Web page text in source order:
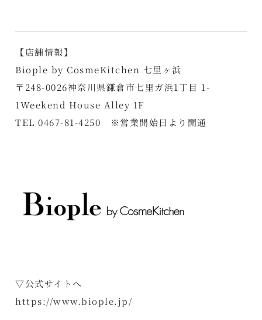
【店舗情報】
Biople by CosmeKitchen 七里ヶ浜
〒248-0026神奈川県鎌倉市七里ガ浜1丁目 1-
1Weekend House Alley 1F
TEL 0467-81-4250 ※営業開始日より開通
▽公式サイトへ
https://www.biople.jp/